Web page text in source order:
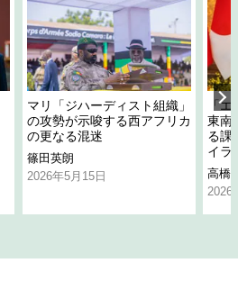
マリ「ジハーディスト組織」
の攻勢が示唆する西アフリカ
の更なる混迷
篠田英朗
2026年5月15日
「
東南
る課
イラ
高橋
2026